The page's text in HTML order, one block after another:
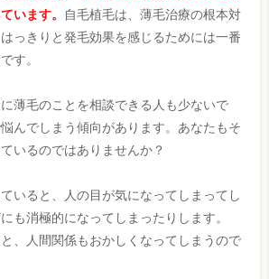
います。
自毛植毛は、薄毛治療の根本対
っきりと発毛効果を感じるためには一番
す。
薄毛のことを相談できる人も少ないで
んでしまう傾向があります。あなたもそ
いるのではありませんか？
いると、人の目が気になってしまってし
も消極的になってしまったりします。
、人間関係もおかしくなってしまうので